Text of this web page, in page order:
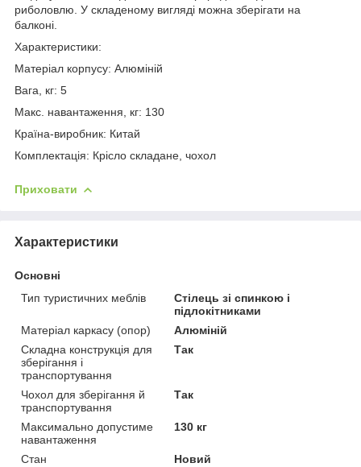
риболовлю. У складеному вигляді можна зберігати на
балконі.
Характеристики:
Матеріал корпусу: Алюміній
Вага, кг: 5
Макс. навантаження, кг: 130
Країна-виробник: Китай
Комплектація: Крісло складане, чохол
Приховати
Характеристики
Основні
Тип туристичних меблів
Стілець зі спинкою і
підлокітниками
Матеріал каркасу (опор)
Алюміній
Складна конструкція для
зберігання і
транспортування
Так
Чохол для зберігання й
транспортування
Так
Максимально допустиме
навантаження
130 кг
Стан
Новий